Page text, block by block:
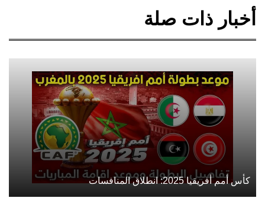
أخبار ذات صلة
كأس أمم أفريقيا 2025: انطلاق المنافسات